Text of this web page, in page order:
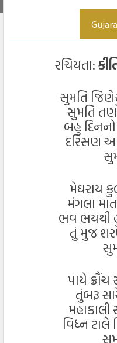
રચિયતા:
સુમતિ
સુમતિ
બહુ
દરિસણ
મેઘરાય
મંગલા
ભવ ભયથી
તું મુજ
પાયે
તુંબરૂ
મહાકાલી
વિધ્ન